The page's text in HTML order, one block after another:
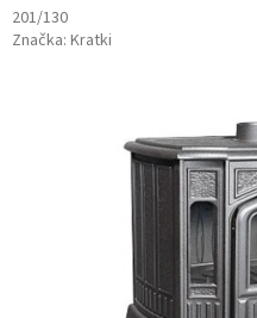
201/130
Značka: Kratki